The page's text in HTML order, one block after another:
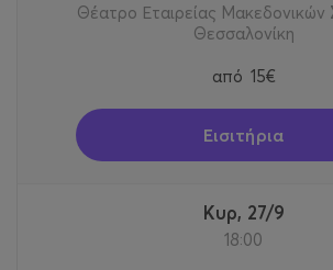
Θέατρο Εταιρείας
Θεσσαλονίκη
από 15€
Εισιτήρια
Κυρ, 27/9
18:00